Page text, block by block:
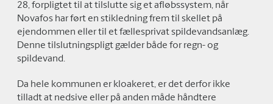
28, forpligtet til at tilslutte sig et afløbssystem, når
Novafos har ført en stikledning frem til skellet på
ejendommen eller til et fællesprivat spildevandsanlæg.
Denne tilslutningspligt gælder både for regn- og
spildevand.
Da hele kommunen er kloakeret, er det derfor ikke
tilladt at nedsive eller på anden måde håndtere